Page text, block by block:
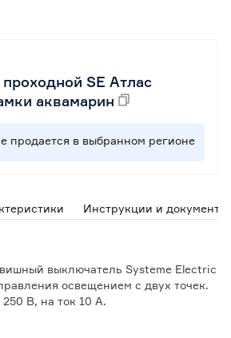
SE Атлас
аквамарин
продается в выбранном регионе
Инструкции и документы
выключатель Systeme Electric
освещением с двух точек.
В, на ток 10 А.